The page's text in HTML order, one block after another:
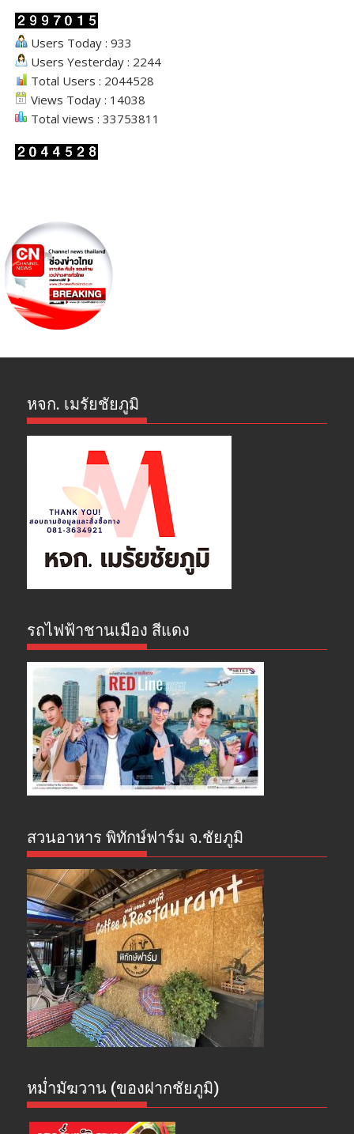
Users Today : 933
Users Yesterday : 2244
Total Users : 2044528
Views Today : 14038
Total views : 33753811
หจก. เมรัยชัยภูมิ
รถไฟฟ้าชานเมือง สีแดง
สวนอาหาร พิทักษ์ฟาร์ม จ.ชัยภูมิ
หม่ำมัฆวาน (ของฝากชัยภูมิ)